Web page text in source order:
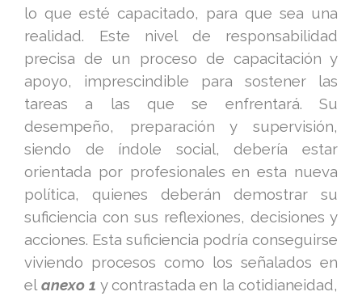
lo que esté capacitado, para que sea una
realidad. Este nivel de responsabilidad
precisa de un proceso de capacitación y
apoyo, imprescindible para sostener las
tareas a las que se enfrentará. Su
desempeño, preparación y supervisión,
siendo de índole social, debería estar
orientada por profesionales en esta nueva
política, quienes deberán demostrar su
suficiencia con sus reflexiones, decisiones y
acciones. Esta suficiencia podría conseguirse
viviendo procesos como los señalados en
elanexo 1 y contrastada en la cotidianeidad,